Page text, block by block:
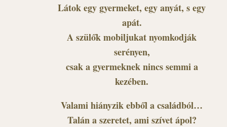
Látok egy gyermeket, egy anyát, s egy
apát.
A szülők mobiljukat nyomkodják
serényen,
csak a gyermeknek nincs semmi a
kezében.
Valami hiányzik ebből a családból…
Talán a szeretet, ami szívet ápol?